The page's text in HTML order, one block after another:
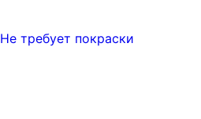
Не требует покраски